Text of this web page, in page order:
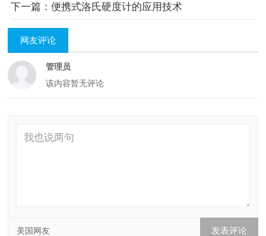
下一篇：便携式洛氏硬度计的应用技术
网友评论
管理员
该内容暂无评论
美国网友